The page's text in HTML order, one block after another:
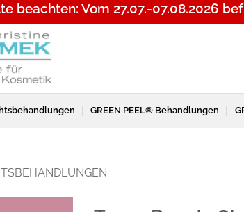
beachten: Vom 27.07.-07.08.2026
GREEN PEEL® Behandlungen